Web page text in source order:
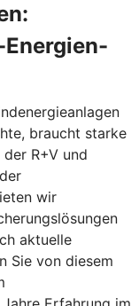
braucht starke
R+V und
wir
aktuelle
Sie von diesem